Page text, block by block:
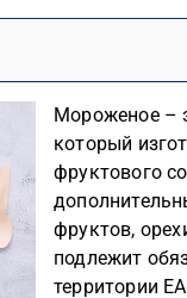
Мороженое –
который
фруктового
фруктов,
подлежит
территории